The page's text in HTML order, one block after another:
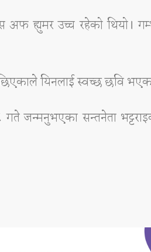
अफ ह्युमर उच्च रहेको थियो।
यिनलाई स्वच्छ छवि
जन्मनुभएका सन्तनेता